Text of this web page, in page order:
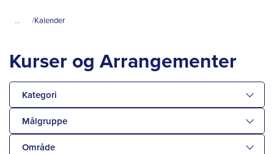
... Kalender
Kurser og Arrangementer
Kategori
Målgruppe
Område